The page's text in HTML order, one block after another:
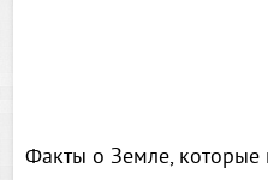
Факты о Земле,